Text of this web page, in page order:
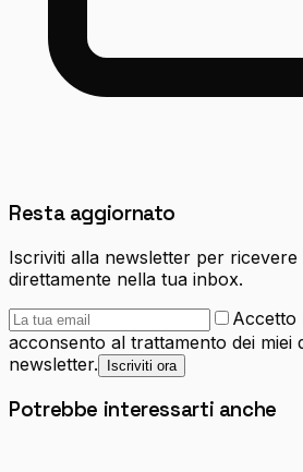
Resta aggiornato
Iscriviti alla newsletter per ricevere
direttamente nella tua inbox.
Accetto
acconsento al trattamento dei miei
newsletter.
Iscriviti ora
Potrebbe interessarti anche